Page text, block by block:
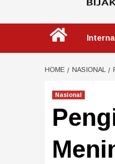
HOME NASIONAL
Nasional